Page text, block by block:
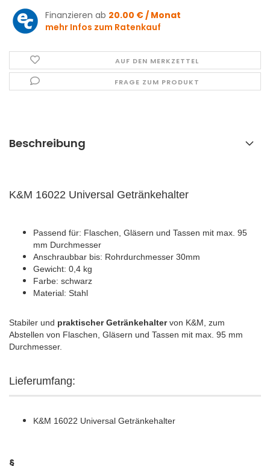
Finanzieren ab 20.00 € / Monat
mehr Infos zum Ratenkauf
AUF DEN MERKZETTEL
FRAGE ZUM PRODUKT
Beschreibung
K&M 16022 Universal Getränkehalter
Passend für: Flaschen, Gläsern und Tassen mit max. 95
mm Durchmesser
Anschraubbar bis: Rohrdurchmesser 30mm
Gewicht: 0,4 kg
Farbe: schwarz
Material: Stahl
Stabiler und praktischer Getränkehaltervon K&M, zum
Abstellen von Flaschen, Gläsern und Tassen mit max. 95 mm
Durchmesser.
Lieferumfang:
K&M 16022 Universal Getränkehalter
§